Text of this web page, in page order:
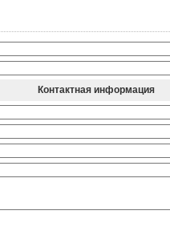
Контактная информация